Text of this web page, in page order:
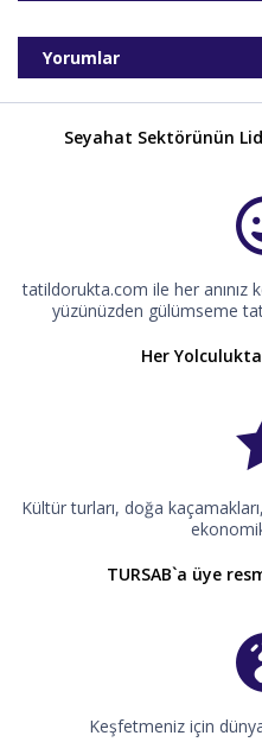
Yorumlar
Seyahat Sektörünün
tatildorukta.com ile her anınız
yüzünüzden gülümseme
Her
Kültür turları, doğa
TURSAB`a üye
Keşfetmeniz için